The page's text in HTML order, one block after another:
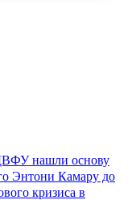
нашли основу
Энтони Камару до
кризиса в